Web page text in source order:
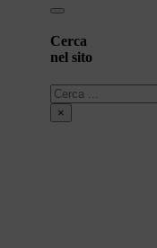
Cerca
nel sito
Cerca
×